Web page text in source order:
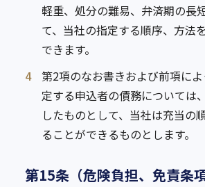
軽重、処分の難易、弁済期の長
て、当社の指定する順序、方法
できます。
4
第2項のなお書きおよび前項に
定する申込者の債務については
したものとして、当社は充当の
ることができるものとします。
第15条（危険負担、免責条項